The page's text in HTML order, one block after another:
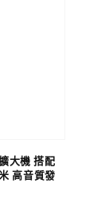
大機 搭配
高音質發